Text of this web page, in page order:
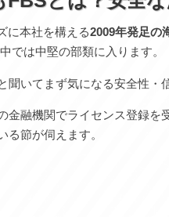
に本社を構える2009年発足の
では中堅の部類に入ります。
聞いてまず気になる安全性・
金融機関でライセンス登録
る節が伺えます。